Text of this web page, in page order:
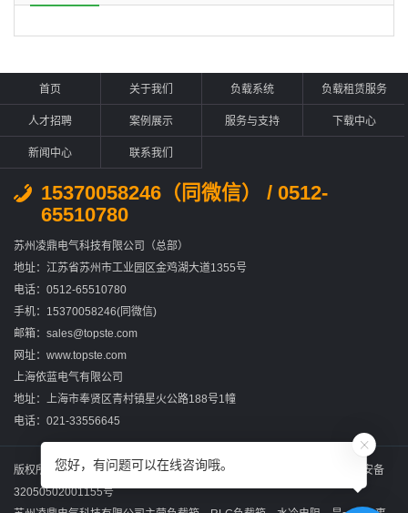
首页 关于我们 负载系统 负载租赁服务
人才招聘 案例展示 服务与支持 下载中心
新闻中心 联系我们
15370058246（同微信） / 0512-
65510780
苏州凌鼎电气科技有限公司（总部）
地址：江苏省苏州市工业园区金鸡湖大道1355号
电话：0512-65510780
手机：15370058246(同微信)
邮箱：sales@topste.com
网址：www.topste.com
上海依蓝电气有限公司
地址：上海市奉贤区青村镇星火公路188号1幢
电话：021-33556645
版权所有：苏州凌鼎电气科技有限公司苏ICP备2022031867号-2
苏公网安备
32050502001155号
您好，有问题可以在线咨询哦。